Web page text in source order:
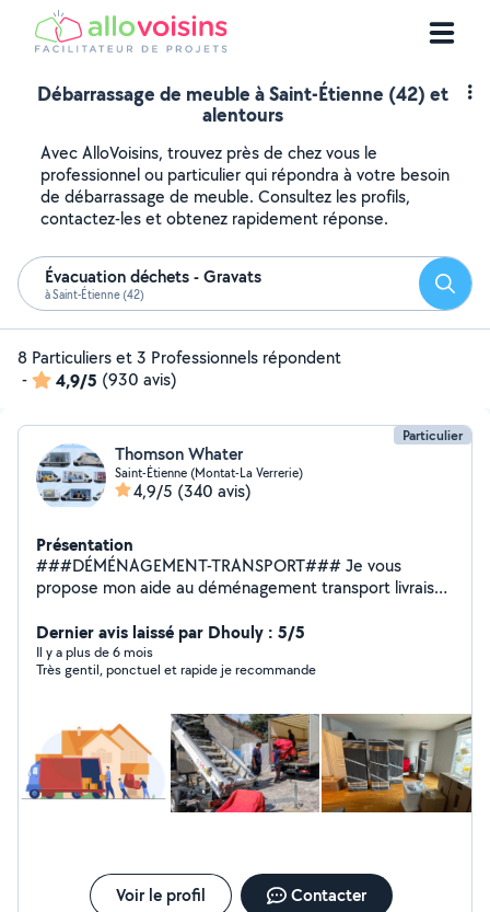
Débarrassage de meuble à Saint-Étienne (42) et
alentours
Avec AlloVoisins, trouvez près de chez vous le
professionnel ou particulier qui répondra à votre besoin
de débarrassage de meuble. Consultez les profils,
contactez-les et obtenez rapidement réponse.
Évacuation déchets - Gravats
à Saint-Étienne (42)
8 Particuliers et 3 Professionnels répondent
-
4,9/5 (930 avis)
Particulier
Thomson Whater
Saint-Étienne (Montat-La Verrerie)
4,9/5 (340 avis)
Présentation
###DÉMÉNAGEMENT-TRANSPORT### Je vous
propose mon aide au déménagement transport livraison
les magasins Conforama but électro dépôt Ikea ou chez
des particuliers Équiper par diable chariot sangle
couverture de protection je propose un travail propre
Dernier avis laissé par Dhouly : 5/5
Il y a plus de 6 mois
Très gentil, ponctuel et rapide je recommande
Voir le profil Contacter